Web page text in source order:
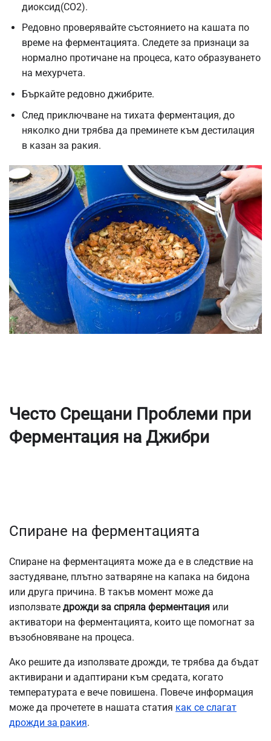
диоксид(CO2).
Редовно проверявайте състоянието на кашата по
време на ферментацията. Следете за признаци за
нормално протичане на процеса, като образуването
на мехурчета.
Бъркайте редовно джибрите.
След приключване на тихата ферментация, до
няколко дни трябва да преминете към дестилация
в казан за ракия.
Често Срещани Проблеми при
Ферментация на Джибри
Спиране на ферментацията
Спиране на ферментацията може да е в следствие на
застудяване, плътно затваряне на капака на бидона
или друга причина. В такъв момент може да
използвате дрожди за спряла ферментация или
активатори на ферментацията, които ще помогнат за
възобновяване на процеса.
Ако решите да използвате дрожди, те трябва да бъдат
активирани и адаптирани към средата, когато
температурата е вече повишена. Повече информация
може да прочетете в нашата статия как се слагат
дрожди за ракия.